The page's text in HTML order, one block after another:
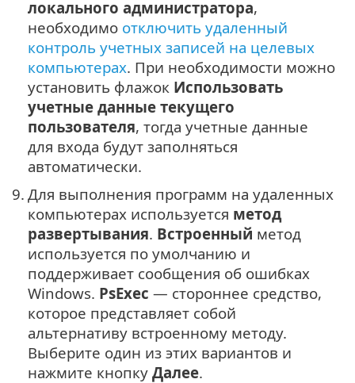
локального администратора,
необходимо отключить удаленный
контроль учетных записей на целевых
компьютерах. При необходимости можно
установить флажок Использовать
учетные данные текущего
пользователя, тогда учетные данные
для входа будут заполняться
автоматически.
9. Для выполнения программ на удаленных
компьютерах используется метод
развертывания. Встроенный метод
используется по умолчанию и
поддерживает сообщения об ошибках
Windows. PsExec — стороннее средство,
которое представляет собой
альтернативу встроенному методу.
Выберите один из этих вариантов и
нажмите кнопку Далее.